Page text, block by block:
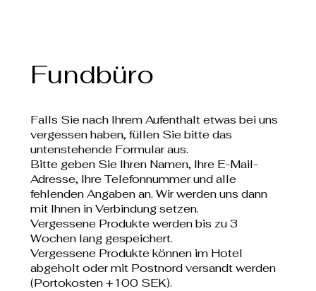
Fundbüro
Falls Sie nach Ihrem Aufenthalt etwas bei uns
vergessen haben, füllen Sie bitte das
untenstehende Formular aus.
Bitte geben Sie Ihren Namen, Ihre E-Mail-
Adresse, Ihre Telefonnummer und alle
fehlenden Angaben an. Wir werden uns dann
mit Ihnen in Verbindung setzen.
Vergessene Produkte werden bis zu 3
Wochen lang gespeichert.
Vergessene Produkte können im Hotel
abgeholt oder mit Postnord versandt werden
(Portokosten +100 SEK).